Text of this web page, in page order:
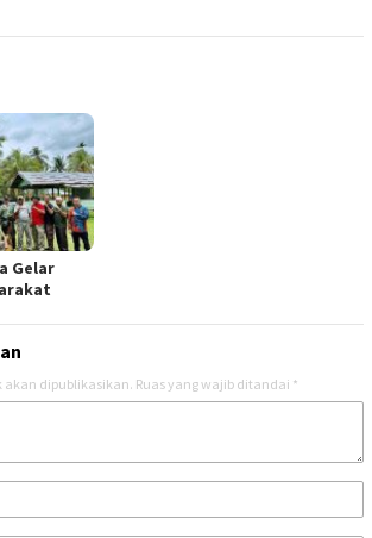
Gelar
dipublikasikan. Ruas yang wajib ditandai *